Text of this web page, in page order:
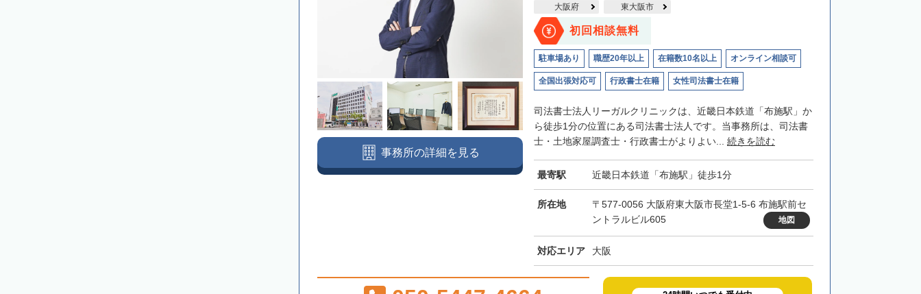
大阪府 東大阪市
初回相談無料
駐車場あり 職歴20年以上 在籍数10名以上 オンライン相談可
全国出張対応可 行政書士在籍 女性司法書士在籍
司法書士法人リーガルクリニックは、近畿日本鉄道「布施駅」か
ら徒歩1分の位置にある司法書士法人です。当事務所は、司法書
士・土地家屋調査士・行政書士がよりよい... 続きを読む
最寄駅 近畿日本鉄道「布施駅」徒歩1分
所在地
〒577-0056 大阪府東大阪市長堂1-5-6 布施駅前セ
ントラルビル605
地図
対応エリア 大阪
事務所の詳細を見る